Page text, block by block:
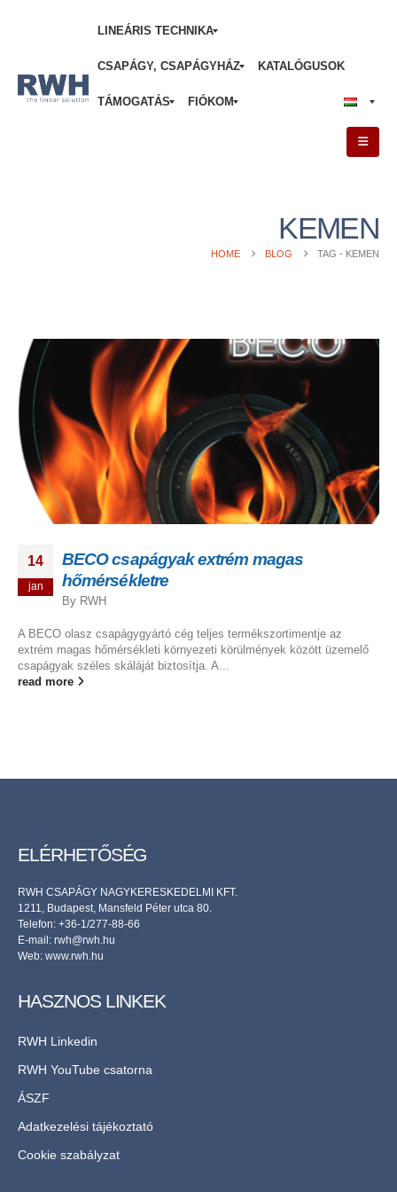
LINEÁRIS TECHNIKA
CSAPÁGY, CSAPÁGYHÁZ KATALÓGUSOK
TÁMOGATÁS FIÓKOM
KEMEN
HOME BLOG TAG - KEMEN
14
jan
BECO csapágyak extrém magas
hőmérsékletre
By RWH
A BECO olasz csapágygyártó cég teljes termékszortimentje az
extrém magas hőmérsékleti környezeti körülmények között üzemelő
csapágyak széles skáláját biztosítja. A...
read more
ELÉRHETŐSÉG
RWH CSAPÁGY NAGYKERESKEDELMI KFT.
1211, Budapest, Mansfeld Péter utca 80.
Telefon: +36-1/277-88-66
E-mail: rwh@rwh.hu
Web: www.rwh.hu
HASZNOS LINKEK
RWH Linkedin
RWH YouTube csatorna
ÁSZF
Adatkezelési tájékoztató
Cookie szabályzat